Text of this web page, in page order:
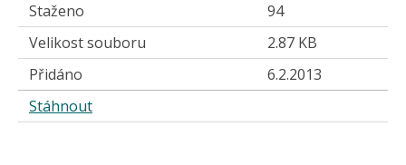
Staženo
94
Velikost souboru
2.87 KB
Přidáno
6.2.2013
Stáhnout